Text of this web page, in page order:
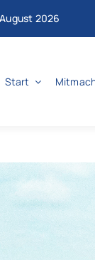
2026
Start